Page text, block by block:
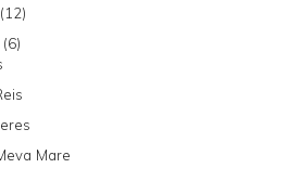
(12)
(6)
Mare